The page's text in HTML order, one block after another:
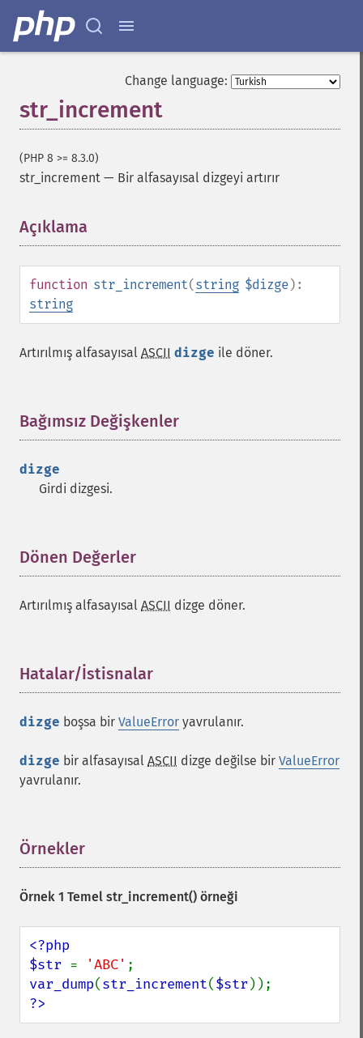
Change language:
str_increment
(PHP 8 >= 8.3.0)
str_increment — Bir alfasayısal dizgeyi artırır
Açıklama
function str_increment(string $dizge):
string
Artırılmış alfasayısal ASCII dizge ile döner.
Bağımsız Değişkenler
dizge
Girdi dizgesi.
Dönen Değerler
Artırılmış alfasayısal ASCII dizge döner.
Hatalar/İstisnalar
dizge boşsa bir ValueError yavrulanır.
dizge bir alfasayısal ASCII dizge değilse bir ValueError
yavrulanır.
Örnekler
Örnek 1 Temel str_increment() örneği
<?php
$str = 'ABC'
var_dump(str_increment($str
?>